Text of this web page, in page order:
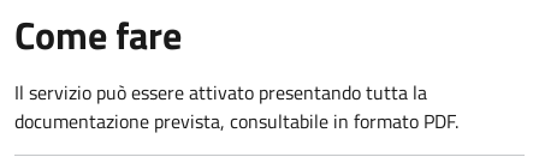
Come fare
Il servizio può essere attivato presentando tutta la
documentazione prevista, consultabile in formato PDF.